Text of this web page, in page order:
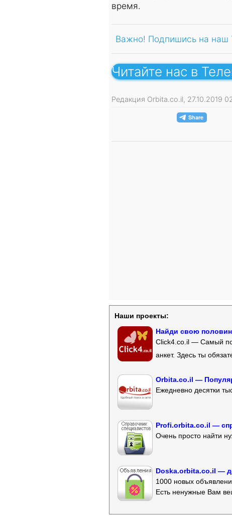
время.
Важно! Подпишись на наш
Читайте нас в
Редакция Orbita.co.il, 27.10.2019
Наши проекты:
Найди свою
Click4.co.il — Самый
анкет. Здесь ты
Orbita.co.il —
Ежедневно десятки
Profi.orbita.co.il —
Очень просто найти
Doska.orbita.co.il —
1000 новых
Есть ненужные Вам